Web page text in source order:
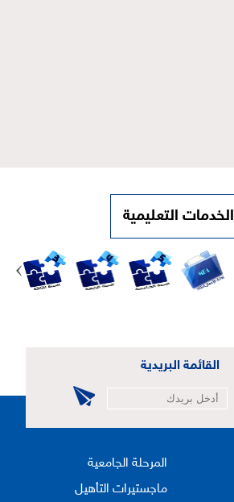
الخدمات التعليمية
القائمة البريدية
المرحلة الجامعية
ماجستيرات التأهيل